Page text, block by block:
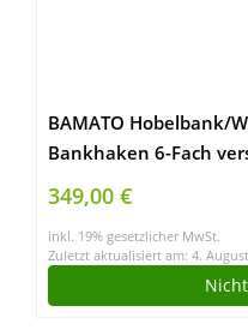
BAMATO Hobelbank/
Bankhaken 6-Fach
Schubladen
349,00 €
inkl. 19% gesetzlicher MwSt.
Zuletzt aktualisiert am: 4.